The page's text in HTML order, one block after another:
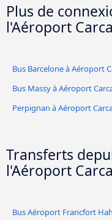
Plus de
l'Aéroport
Bus Barcelone à Aéroport
Bus Massy à Aéroport
Perpignan à Aéroport
Transferts
l'Aéroport
Bus Aéroport Francfort